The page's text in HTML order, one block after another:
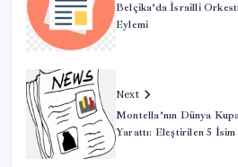
Belçika’da İsrailli
Eylemi
Next
Montella’nın Dünya
Yarattı: Eleştirilen 5 İsim